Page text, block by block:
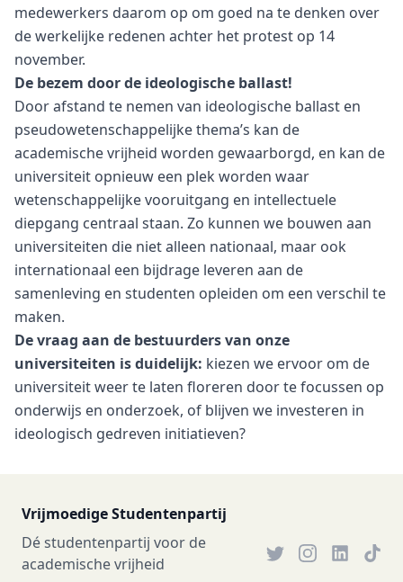
medewerkers daarom op om goed na te denken over
de werkelijke redenen achter het protest op 14
november.
De bezem door de ideologische ballast!
Door afstand te nemen van ideologische ballast en
pseudowetenschappelijke thema’s kan de
academische vrijheid worden gewaarborgd, en kan de
universiteit opnieuw een plek worden waar
wetenschappelijke vooruitgang en intellectuele
diepgang centraal staan. Zo kunnen we bouwen aan
universiteiten die niet alleen nationaal, maar ook
internationaal een bijdrage leveren aan de
samenleving en studenten opleiden om een verschil te
maken.
De vraag aan de bestuurders van onze
universiteiten is duidelijk: kiezen we ervoor om de
universiteit weer te laten floreren door te focussen op
onderwijs en onderzoek, of blijven we investeren in
ideologisch gedreven initiatieven?
Vrijmoedige Studentenpartij
Dé studentenpartij voor de
academische vrijheid